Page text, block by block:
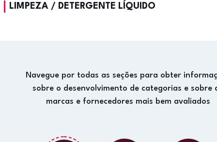
LIMPEZA / DETERGENTE LÍQUIDO
Navegue por todas as seções para obter
sobre o desenvolvimento de categorias e sobre
marcas e fornecedores mais bem avaliados